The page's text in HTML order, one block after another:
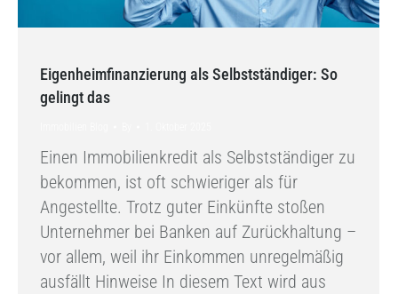
Eigenheimfinanzierung als Selbstständiger: So
gelingt das
Einen Immobilienkredit als Selbstständiger zu
bekommen, ist oft schwieriger als für
Angestellte. Trotz guter Einkünfte stoßen
Unternehmer bei Banken auf Zurückhaltung –
vor allem, weil ihr Einkommen unregelmäßig
ausfällt Hinweise In diesem Text wird aus